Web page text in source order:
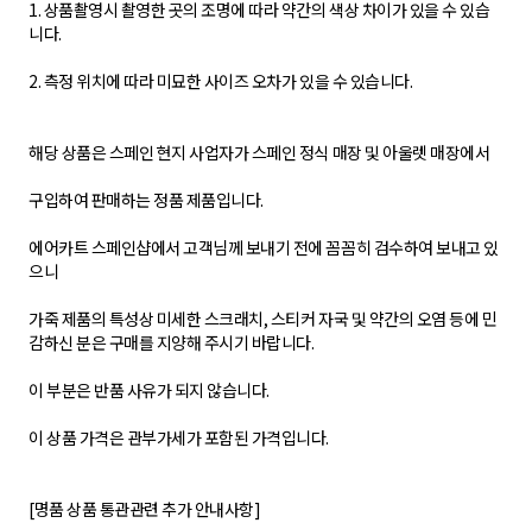
1. 상품촬영시 촬영한 곳의 조명에 따라 약간의 색상 차이가 있을 수 있습
니다.
2. 측정 위치에 따라 미묘한 사이즈 오차가 있을 수 있습니다.
해당 상품은 스페인 현지 사업자가 스페인 정식 매장 및 아울렛 매장에서
구입하여 판매하는 정품 제품입니다.
에어카트 스페인샵에서 고객님께 보내기 전에 꼼꼼히 검수하여 보내고 있
으니
가죽 제품의 특성상 미세한 스크래치, 스티커 자국 및 약간의 오염 등에 민
감하신 분은 구매를 지양해 주시기 바랍니다.
이 부분은 반품 사유가 되지 않습니다.
이 상품 가격은 관부가세가 포함된 가격입니다.
[명품 상품 통관관련 추가 안내사항]